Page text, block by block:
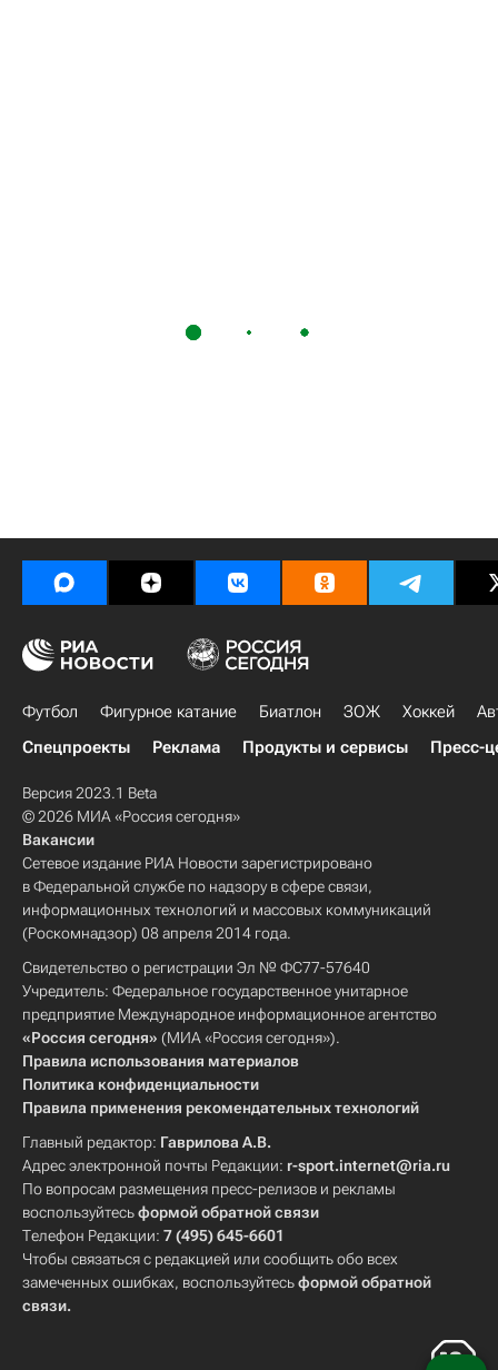
Футбол Фигурное катание Биатлон ЗОЖ Хоккей
Спецпроекты
Реклама Продукты и сервисы Пресс-
Версия 2023.1 Beta
© 2026 МИА «Россия сегодня»
Вакансии
Сетевое издание РИА Новости зарегистрировано
в Федеральной службе по надзору в сфере связи,
информационных технологий и массовых коммуникаций
(Роскомнадзор) 08 апреля 2014 года.
Свидетельство о регистрации Эл № ФС77-57640
Учредитель: Федеральное государственное унитарное
предприятие Международное информационное агентство
«Россия сегодня» (МИА «Россия сегодня»).
Правила использования материалов
Политика конфиденциальности
Правила применения рекомендательных технологий
Главный редактор: Гаврилова А.В.
Адрес электронной почты Редакции: r-sport.internet@ria.ru
По вопросам размещения пресс-релизов и рекламы
воспользуйтесьформой обратной связи
Телефон Редакции: 7 (495) 645-6601
Чтобы связаться с редакцией или сообщить обо всех
замеченных ошибках, воспользуйтесьформой обратной
связи.